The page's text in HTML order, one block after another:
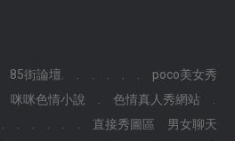
85街論壇.
poco美女秀
咪咪色情小說 色情真人秀網站
直接秀圖區
男女聊天